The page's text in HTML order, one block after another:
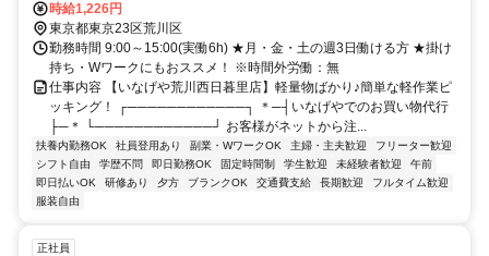
約5分
時給1,226円
東京都東京23区荒川区
勤務時間 9:00～15:00(実働6h) ★月・金・土の週3日働ける方 ★掛け
持ち・Wワークにもおススメ！ ※時間外労働：無
仕事内容 【いなげや荒川西日暮里店】軽量物ばかり♪簡単な軽作業ピ
ッキング！ ┌────────────┐ ＊─┤いなげやでのお買い物代行
├─＊ └────────────┘ お客様がネットから注...
扶養内勤務OK 社員登用あり 副業・WワークOK 主婦・主夫歓迎
フリーター歓迎
シフト自由
学歴不問 即日勤務OK 固定時間制 学生歓迎 未経験者歓迎
午前
即日払いOK
研修あり 夕方 ブランクOK 交通費支給 長期歓迎
フルタイム歓迎
服装自由
正社員